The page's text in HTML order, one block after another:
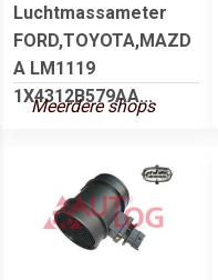
Luchtmassameter
FORD,TOYOTA,MAZD
A LM1119
1X4312B579AA...
Meerdere shops